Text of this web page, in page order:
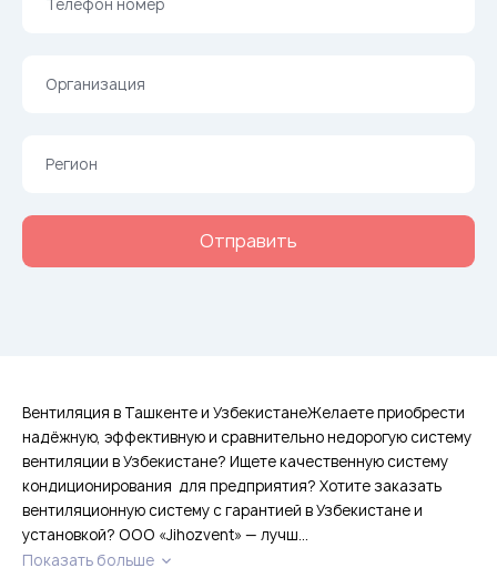
Вентиляция в Ташкенте и УзбекистанеЖелаете приобрести
надёжную, эффективную и сравнительно недорогую систему
вентиляции в Узбекистане? Ищете качественную систему
кондиционирования для предприятия? Хотите заказать
вентиляционную систему с гарантией в Узбекистане и
установкой? ООО «Jihozvent» — лучш...
Показать больше